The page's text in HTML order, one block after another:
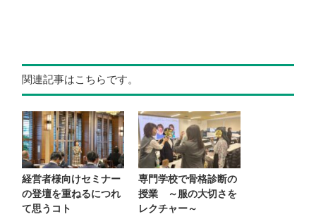
関連記事はこちらです。
経営者様向けセミナー
の登壇を重ねるにつれ
て思うコト
専門学校で骨格診断の
授業 ～服の大切さを
レクチャー～